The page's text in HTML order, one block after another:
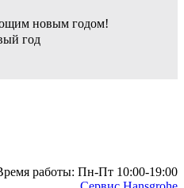
новым годом!
год
работы: Пн-Пт 10:00-19:00